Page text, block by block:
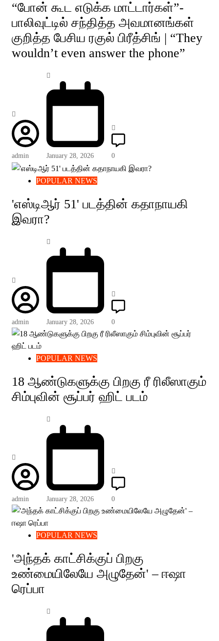
“போன் கூட எடுக்க மாட்டார்கள்”-
பாலிவுட்டில் சந்தித்த அவமானங்கள்
குறித்த பேசிய ரகுல் பிரீத்சிங் | “They
wouldn’t even answer the phone”
admin January 28, 2026 0
POPULAR NEWS
'எஸ்டிஆர் 51' படத்தின் கதாநாயகி
இவரா?
admin January 28, 2026 0
POPULAR NEWS
18 ஆண்டுகளுக்கு பிறகு ரீ ரிலீஸாகும்
சிம்புவின் சூப்பர் ஹிட் படம்
admin January 28, 2026 0
POPULAR NEWS
'அந்தக் காட்சிக்குப் பிறகு
உண்மையிலேயே அழுதேன்' – ஈஷா
ரெப்பா